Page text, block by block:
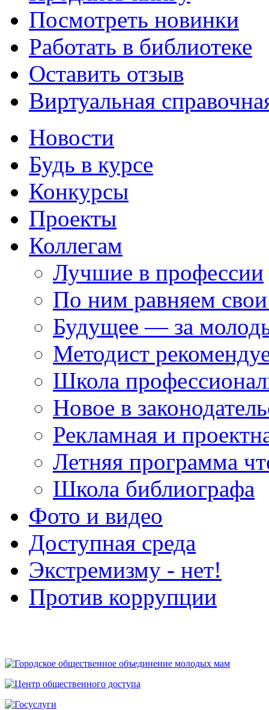
Посмотреть новинки
Работать в библиотеке
Оставить отзыв
Виртуальная
Новости
Будь в курсе
Конкурсы
Проекты
Коллегам
Лучшие в профессии
По ним равняем
Будущее — за
Методист
Школа
Новое в
Рекламная и
Летняя программа
Школа библиографа
Фото и видео
Доступная среда
Экстремизму - нет!
Против коррупции